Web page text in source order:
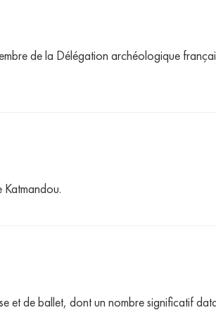
de la Délégation archéologique
Katmandou.
et de ballet, dont un nombre significatif